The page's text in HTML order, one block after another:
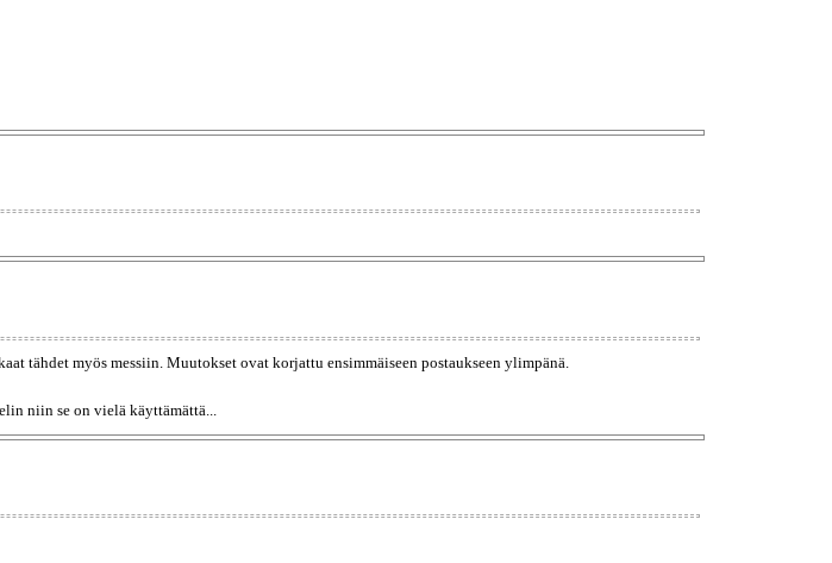
tähdet myös messiin. Muutokset ovat korjattu ensimmäiseen postaukseen ylimpänä.
niin se on vielä käyttämättä...